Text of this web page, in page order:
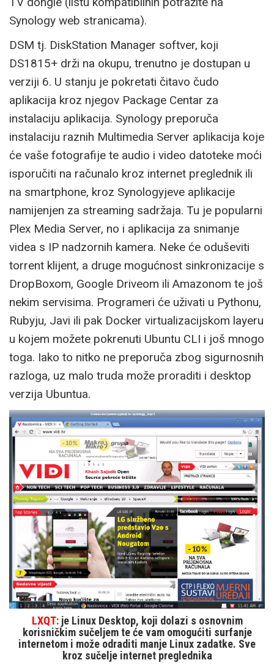
Synology web stranicama).
DSM tj. DiskStation Manager softver, koji
DS1815+ drži na okupu, trenutno je dostupan u
verziji 6. U stanju je pokretati čitavo čudo
aplikacija kroz njegov Package Centar za
instalaciju aplikacija. Synology preporuča
instalaciju raznih Multimedia Server aplikacija koje
će vaše fotografije te audio i video datoteke moći
isporučiti na računalo kroz internet preglednik ili
na smartphone, kroz Synologyjeve aplikacije
namijenjen za streaming sadržaja. Tu je popularni
Plex Media Server, no i aplikacija za snimanje
videa s IP nadzornih kamera. Neke će oduševiti
torrent klijent, a druge mogućnost sinkronizacije s
DropBoxom, Google Driveom ili Amazonom te još
nekim servisima. Programeri će uživati u Pythonu,
Rubyju, Javi ili pak Docker virtualizacijskom layeru
u kojem možete pokrenuti Ubuntu CLI i još mnogo
toga. Iako to nitko ne preporuča zbog sigurnosnih
razloga, uz malo truda može proraditi i desktop
verzija Ubuntua.
LXQT:je Linux Desktop, koji dolazi s osnovnim
korisničkim sučeljem te će vam omogućiti surfanje
internetom i može odraditi manje Linux zadatke. Sve
kroz sučelje internet preglednika